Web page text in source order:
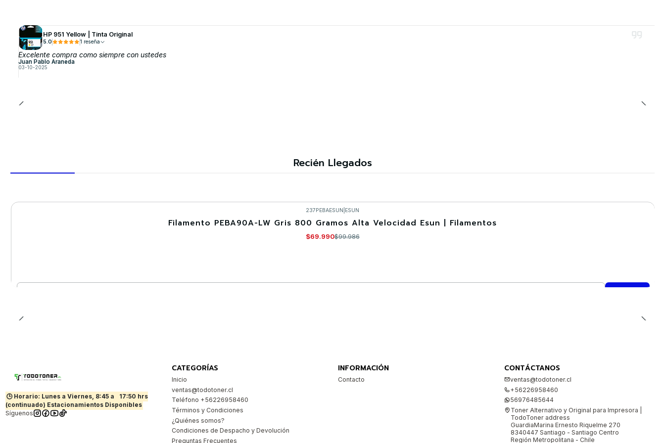
HP 951 Yellow | Tinta Original
5.0 1 reseña
Excelente compra como siempre con ustedes
Juan Pablo Araneda
03-10-2025
Recién Llegados
237PEBAESUN ESUN
Filamento PEBA90A-LW Gris 800 Gramos Alta Velocidad Esun | Filamentos
$69.990$99.986
🕒 Horario: Lunes a Viernes, 8:45 a
17:50 hrs
(continuado) Estacionamientos Disponibles
Síguenos
CATEGORÍAS
Inicio
ventas@todotoner.cl
Teléfono +56226958460
Términos y Condiciones
¿Quiénes somos?
Condiciones de Despacho y Devolución
Preguntas Frecuentes
INFORMACIÓN
Contacto
CONTÁCTANOS
ventas@todotoner.cl
+56226958460
56976485644
Toner Alternativo y Original para Impresora |
TodoToner address
GuardiaMarina Ernesto Riquelme 270
8340447 Santiago - Santiago Centro
Región Metropolitana - Chile